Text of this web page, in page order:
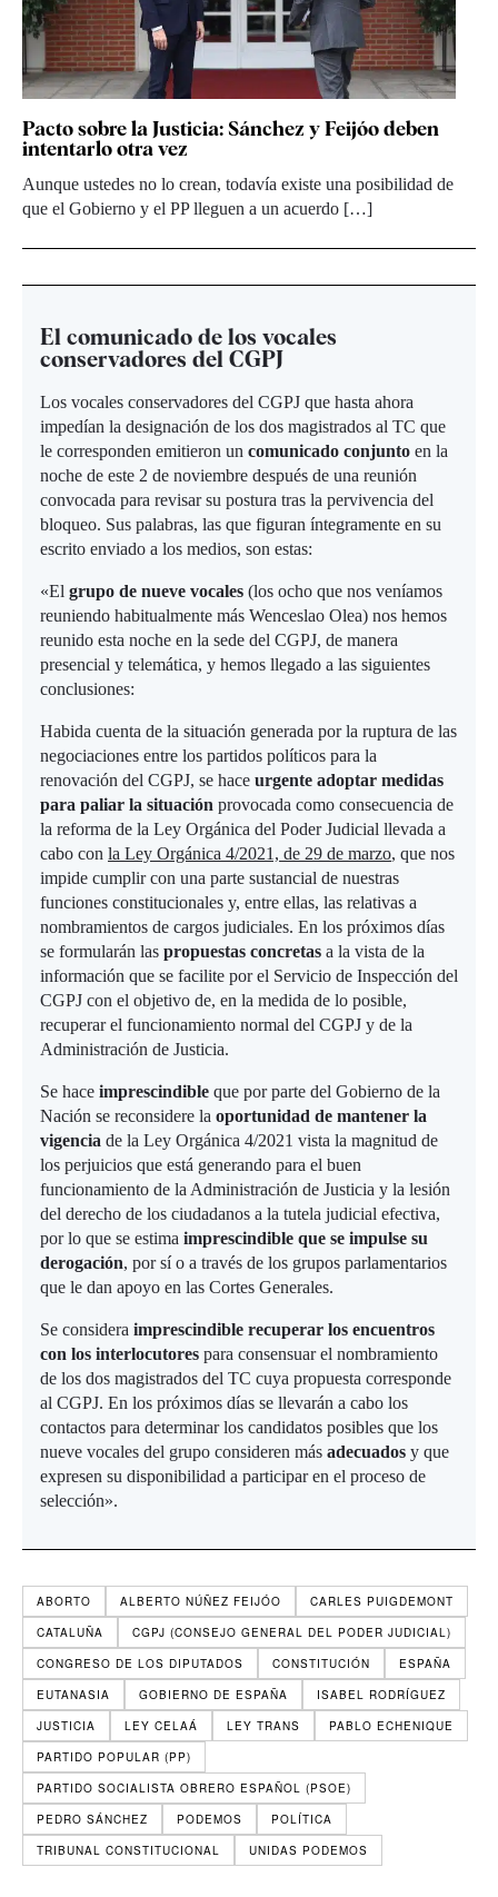
Pacto sobre la Justicia: Sánchez y Feijóo deben
intentarlo otra vez
Aunque ustedes no lo crean, todavía existe una posibilidad de
que el Gobierno y el PP lleguen a un acuerdo […]
El comunicado de los vocales
conservadores del CGPJ
Los vocales conservadores del CGPJ que hasta ahora
impedían la designación de los dos magistrados al TC que
le corresponden emitieron un comunicado conjunto en la
noche de este 2 de noviembre después de una reunión
convocada para revisar su postura tras la pervivencia del
bloqueo. Sus palabras, las que figuran íntegramente en su
escrito enviado a los medios, son estas:
«El grupo de nueve vocales (los ocho que nos veníamos
reuniendo habitualmente más Wenceslao Olea) nos hemos
reunido esta noche en la sede del CGPJ, de manera
presencial y telemática, y hemos llegado a las siguientes
conclusiones:
Habida cuenta de la situación generada por la ruptura de las
negociaciones entre los partidos políticos para la
renovación del CGPJ, se hace urgente adoptar medidas
para paliar la situación provocada como consecuencia de
la reforma de la Ley Orgánica del Poder Judicial llevada a
cabo con la Ley Orgánica 4/2021, de 29 de marzo, que nos
impide cumplir con una parte sustancial de nuestras
funciones constitucionales y, entre ellas, las relativas a
nombramientos de cargos judiciales. En los próximos días
se formularán las propuestas concretas a la vista de la
información que se facilite por el Servicio de Inspección del
CGPJ con el objetivo de, en la medida de lo posible,
recuperar el funcionamiento normal del CGPJ y de la
Administración de Justicia.
Se hace imprescindible que por parte del Gobierno de la
Nación se reconsidere la oportunidad de mantener la
vigencia de la Ley Orgánica 4/2021 vista la magnitud de
los perjuicios que está generando para el buen
funcionamiento de la Administración de Justicia y la lesión
del derecho de los ciudadanos a la tutela judicial efectiva,
por lo que se estima imprescindible que se impulse su
derogación, por sí o a través de los grupos parlamentarios
que le dan apoyo en las Cortes Generales.
Se considera imprescindible recuperar los encuentros
con los interlocutores para consensuar el nombramiento
de los dos magistrados del TC cuya propuesta corresponde
al CGPJ. En los próximos días se llevarán a cabo los
contactos para determinar los candidatos posibles que los
nueve vocales del grupo consideren más adecuados y que
expresen su disponibilidad a participar en el proceso de
selección».
ABORTO ALBERTO NÚÑEZ FEIJÓO
CARLES PUIGDEMONT
CATALUÑA
CGPJ (CONSEJO GENERAL DEL PODER JUDICIAL)
CONGRESO DE LOS DIPUTADOS
CONSTITUCIÓN
ESPAÑA
EUTANASIA
GOBIERNO DE ESPAÑA
ISABEL RODRÍGUEZ
JUSTICIA
LEY CELAÁ LEY TRANS
PABLO ECHENIQUE
PARTIDO POPULAR (PP)
PARTIDO SOCIALISTA OBRERO ESPAÑOL (PSOE)
PEDRO SÁNCHEZ
PODEMOS
POLÍTICA
TRIBUNAL CONSTITUCIONAL
UNIDAS PODEMOS